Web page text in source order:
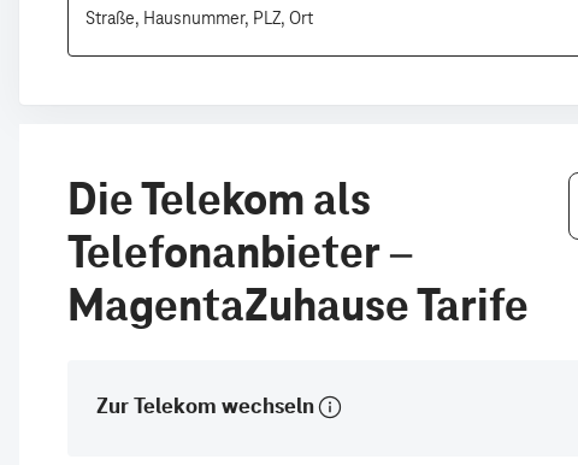
Straße, Hausnummer, PLZ, Ort
Die Telekom als
Telefonanbieter –
MagentaZuhause Tarife
Zur Telekom wechseln